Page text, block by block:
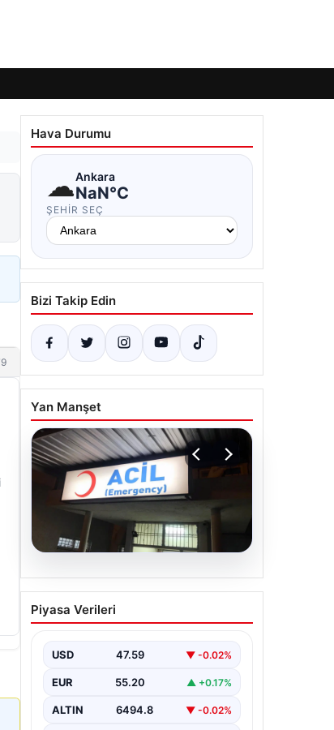
Hava Durumu
☁Ankara
NaN°C
ŞEHIR SEÇ
Bizi Takip Edin
Yan Manşet
05.08.2026
Dereye düştü: 3 yaşındaki
Eslem, hayatını kaybetti
Piyasa Verileri
USD 47.59 ▼ -0.02%
EUR 55.20 ▲ +0.17%
ALTIN 6494.8 ▼ -0.02%